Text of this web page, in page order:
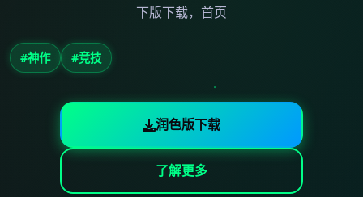
下版下载，首页
#神作 #竞技
润色版下载
了解更多